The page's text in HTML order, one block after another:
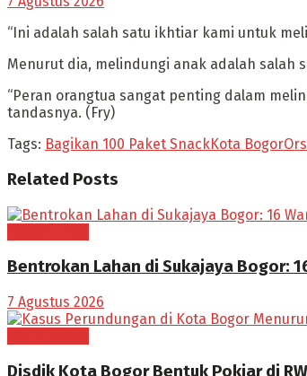
“Ini adalah salah satu ikhtiar kami untuk
Menurut dia, melindungi anak adalah salah
“Peran orangtua sangat penting dalam
tandasnya. (Fry)
Tags: Bagikan 100 Paket SnackKota Bogor
Related Posts
Bentrokan Lahan di Sukajaya Bogor:
7 Agustus 2026
Disdik Kota Bogor Bentuk Pokjar di